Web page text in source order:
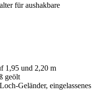
für aushakbare
1,95 und 2,20 m
geölt
Geländer, eingelassenes